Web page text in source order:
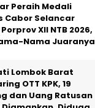
Peraih Medali
Cabor Selancar
Porprov XII NTB 2026,
Nama Juaranya
Lombok Barat
OTT KPK, 19
dan Uang Ratusan